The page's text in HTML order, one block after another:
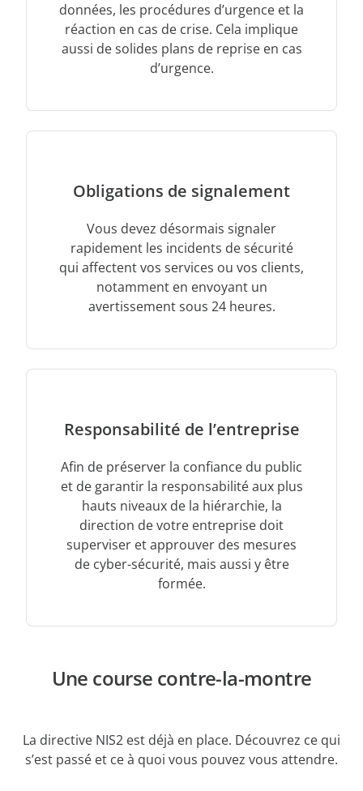
données, les procédures d’urgence et la
réaction en cas de crise. Cela implique
aussi de solides plans de reprise en cas
d’urgence.
Obligations de signalement
Vous devez désormais signaler
rapidement les incidents de sécurité
qui affectent vos services ou vos clients,
notamment en envoyant un
avertissement sous 24 heures.
Responsabilité de l’entreprise
Afin de préserver la confiance du public
et de garantir la responsabilité aux plus
hauts niveaux de la hiérarchie, la
direction de votre entreprise doit
superviser et approuver des mesures
de cyber-sécurité, mais aussi y être
formée.
Une course contre-la-montre
La directive NIS2 est déjà en place. Découvrez ce qui
s’est passé et ce à quoi vous pouvez vous attendre.